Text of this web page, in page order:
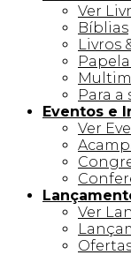
Ver
Bíblias
Livros
Para a
Eventos e
Ver
Ver